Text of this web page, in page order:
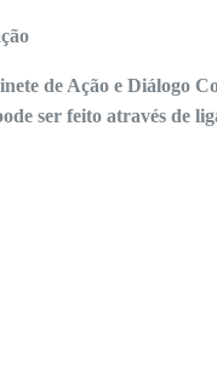
de Ação e Diálogo
ser feito através de